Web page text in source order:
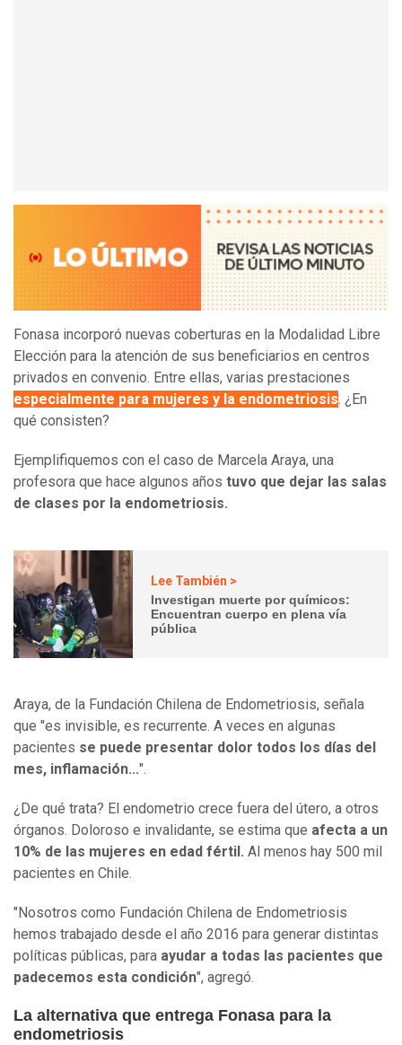
Fonasa incorporó nuevas coberturas en la Modalidad Libre
Elección para la atención de sus beneficiarios en centros
privados en convenio. Entre ellas, varias prestaciones
especialmente para mujeres y la endometriosis. ¿En
qué consisten?
Ejemplifiquemos con el caso de Marcela Araya, una
profesora que hace algunos años tuvo que dejar las salas
de clases por la endometriosis.
Lee También >
Investigan muerte por químicos:
Encuentran cuerpo en plena vía
pública
Araya, de la Fundación Chilena de Endometriosis, señala
que "es invisible, es recurrente. A veces en algunas
pacientes se puede presentar dolor todos los días del
mes, inflamación...".
¿De qué trata? El endometrio crece fuera del útero, a otros
órganos. Doloroso e invalidante, se estima que afecta a un
10% de las mujeres en edad fértil. Al menos hay 500 mil
pacientes en Chile.
"Nosotros como Fundación Chilena de Endometriosis
hemos trabajado desde el año 2016 para generar distintas
políticas públicas, para ayudar a todas las pacientes que
padecemos esta condición", agregó.
La alternativa que entrega Fonasa para la
endometriosis